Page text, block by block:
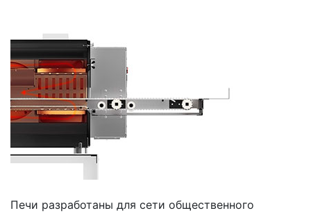
Печи разработаны для сети общественного